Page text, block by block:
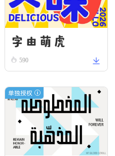
字由萌虎
590
单独授权